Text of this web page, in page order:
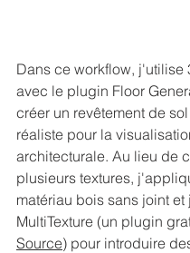
Dans ce workflow, j'utilise
avec le plugin Floor
créer un revêtement de
réaliste pour la
architecturale. Au lieu de
plusieurs textures,
matériau bois sans joint
MultiTexture (un plugin
Source) pour introduire